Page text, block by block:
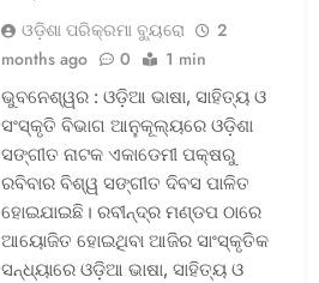
ଓଡ଼ିଶା ପରିକ୍ରମା ବ୍ୟୁରୋ
2
months ago
0 1 min
ଭୁବନେଶ୍ୱର : ଓଡ଼ିଆ ଭାଷା, ସାହିତ୍ୟ ଓ
ସଂସ୍କୃତି ବିଭାଗ ଆନୁକୂଲ୍ୟରେ ଓଡ଼ିଶା
ସଙ୍ଗୀତ ନାଟକ ଏକାଡେମୀ ପକ୍ଷରୁ
ରବିବାର ବିଶ୍ୱ ସଙ୍ଗୀତ ଦିବସ ପାଳିତ
ହୋଇଯାଇଛି। ରବୀନ୍ଦ୍ର ମଣ୍ଡପ ଠାରେ
ଆୟୋଜିତ ହୋଇଥିବା ଆଜିର ସାଂସ୍କୃତିକ
ସନ୍ଧ୍ୟାରେ ଓଡ଼ିଆ ଭାଷା, ସାହିତ୍ୟ ଓ